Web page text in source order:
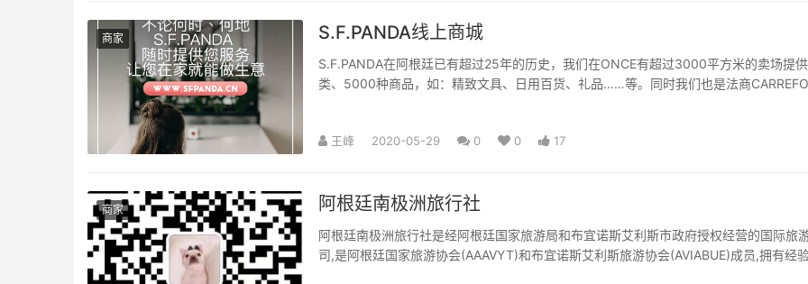
商家 S.F.PANDA线上商城
S.F.PANDA在阿根廷已有超过25年的历史，我们在ONCE有超过3000平方米的卖场提
类、5000种商品，如：精致文具、日用百货、礼品……等。同时我们也是法商
王峰 2020-05-29 0 0 17
商家 阿根廷南极洲旅行社
阿根廷南极洲旅行社是经阿根廷国家旅游局和布宜诺斯艾利斯市政府授权经营的国际旅
司,是阿根廷国家旅游协会(AAAVYT)和布宜诺斯艾利斯旅游协会(AVIABUE)成员,拥有经